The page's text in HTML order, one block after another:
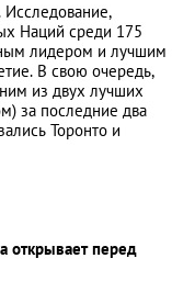
Исследование,
Наций среди 175
лидером и лучшим
В свою очередь,
из двух лучших
за последние два
Торонто и
открывает перед